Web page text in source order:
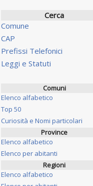
Cerca
Comune
CAP
Prefissi Telefonici
Leggi e Statuti
Comuni
Elenco alfabetico
Top 50
Curiosità e Nomi particolari
Province
Elenco alfabetico
Elenco per abitanti
Regioni
Elenco alfabetico